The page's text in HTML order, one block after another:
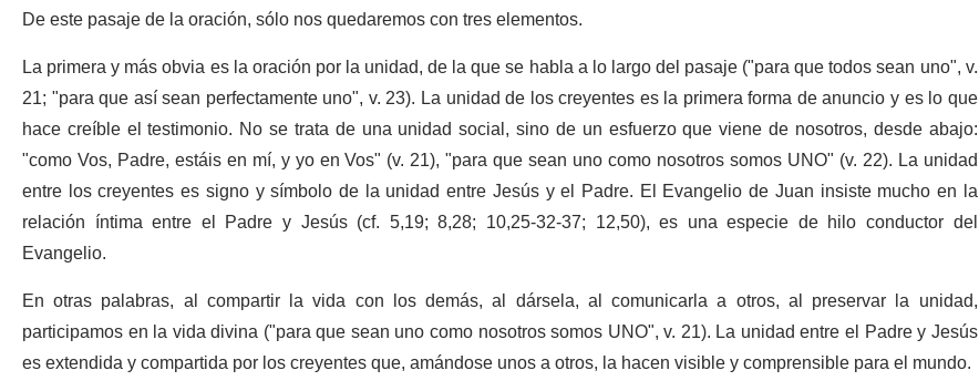
De este pasaje de la oración, sólo nos quedaremos con tres elementos.
La primera y más obvia es la oración por la unidad, de la que se habla a lo largo del pasaje ("para que todos sean uno", v.
21; "para que así sean perfectamente uno", v. 23). La unidad de los creyentes es la primera forma de anuncio y es lo que
hace creíble el testimonio. No se trata de una unidad social, sino de un esfuerzo que viene de nosotros, desde abajo:
"como Vos, Padre, estáis en mí, y yo en Vos" (v. 21), "para que sean uno como nosotros somos UNO" (v. 22). La unidad
entre los creyentes es signo y símbolo de la unidad entre Jesús y el Padre. El Evangelio de Juan insiste mucho en la
relación íntima entre el Padre y Jesús (cf. 5,19; 8,28; 10,25-32-37; 12,50), es una especie de hilo conductor del
Evangelio.
En otras palabras, al compartir la vida con los demás, al dársela, al comunicarla a otros, al preservar la unidad,
participamos en la vida divina ("para que sean uno como nosotros somos UNO", v. 21). La unidad entre el Padre y Jesús
es extendida y compartida por los creyentes que, amándose unos a otros, la hacen visible y comprensible para el mundo.